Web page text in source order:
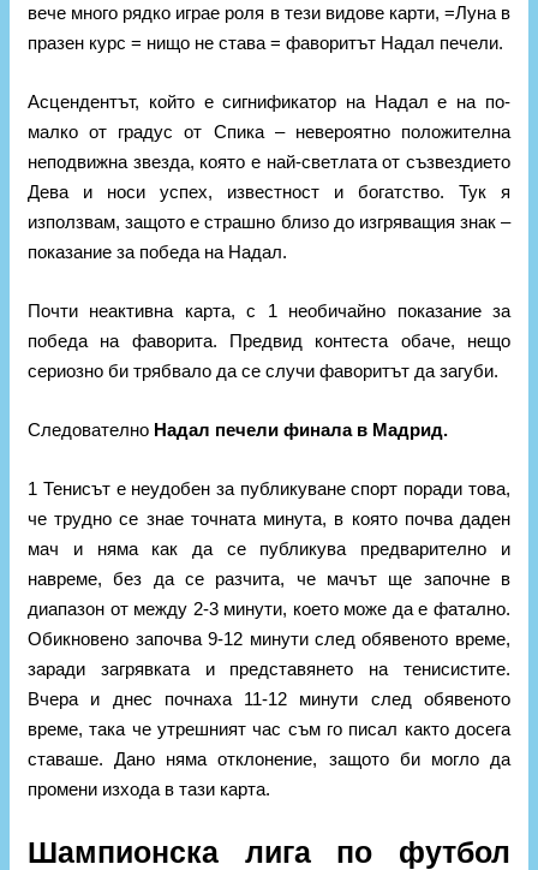
вече много рядко играе роля в тези видове карти, =Луна в
празен курс = нищо не става = фаворитът Надал печели.
Асцендентът, който е сигнификатор на Надал е на по-
малко от градус от Спика – невероятно положителна
неподвижна звезда, която е най-светлата от съзвездието
Дева и носи успех, известност и богатство. Тук я
използвам, защото е страшно близо до изгряващия знак –
показание за победа на Надал.
Почти неактивна карта, с 1 необичайно показание за
победа на фаворита. Предвид контеста обаче, нещо
сериозно би трябвало да се случи фаворитът да загуби.
Следователно Надал печели финала в Мадрид.
1 Тенисът е неудобен за публикуване спорт поради това,
че трудно се знае точната минута, в която почва даден
мач и няма как да се публикува предварително и
навреме, без да се разчита, че мачът ще започне в
диапазон от между 2-3 минути, което може да е фатално.
Обикновено започва 9-12 минути след обявеното време,
заради загрявката и представянето на тенисистите.
Вчера и днес почнаха 11-12 минути след обявеното
време, така че утрешният час съм го писал както досега
ставаше. Дано няма отклонение, защото би могло да
промени изхода в тази карта.
Шампионска лига по футбол